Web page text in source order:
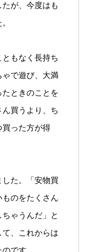
が、今度はも
もなく長持ち
ゃで遊び、大満
ときのことを
買うより、ち
買った方が得
た。「安物買
のをたくさん
ゃうんだ」と
、これからは
です。